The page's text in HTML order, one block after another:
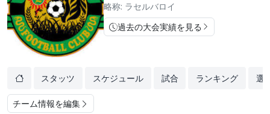
略称: ラセルバロイ
過去の大会実績を見る
スタッツ スケジュール 試合 ランキング 選
チーム情報を編集